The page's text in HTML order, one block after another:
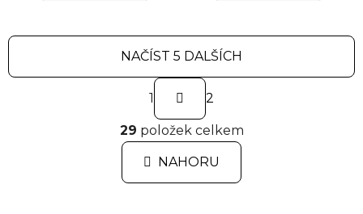
O
v
l
á
d
NAČÍST 5 DALŠÍCH
S
t
r
á
n
k
1 2
29 položek celkem
NAHORU